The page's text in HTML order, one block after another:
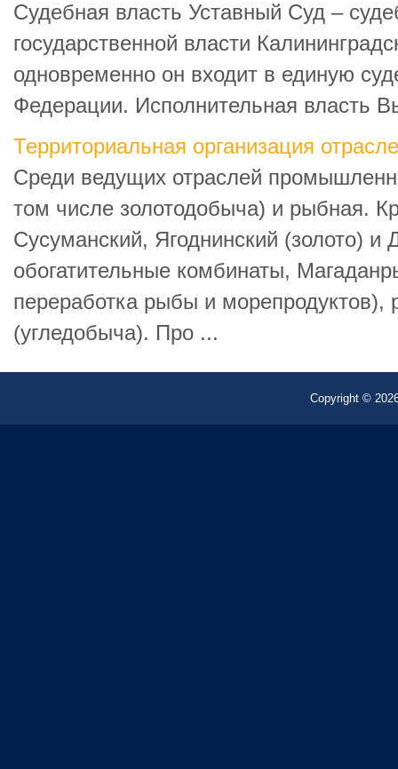
Судебная власть Уставный Суд –
государственной власти
одновременно он входит в единую
Федерации. Исполнительная власть
Территориальная организация
Среди ведущих отраслей
том числе золотодобыча) и рыбная.
Сусуманский, Ягоднинский (золото) и
обогатительные комбинаты,
переработка рыбы и морепродуктов),
(угледобыча). Про ...
Copyright ©